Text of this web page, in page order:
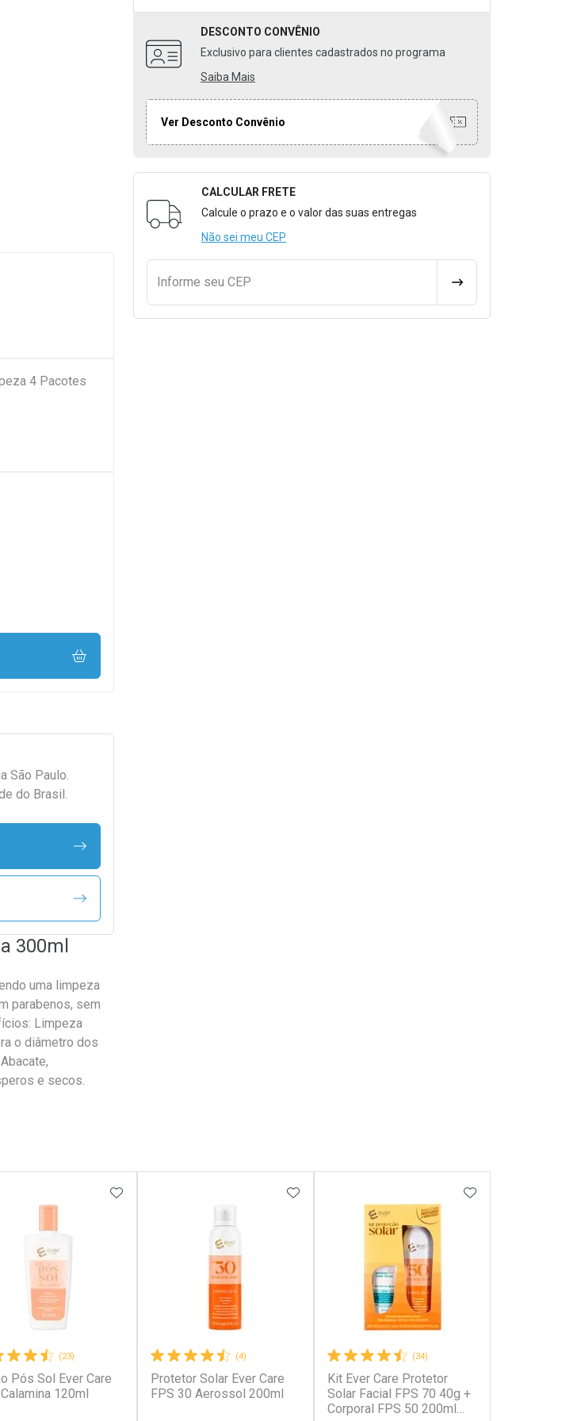
DESCONTO CONVÊNIO
Exclusivo para clientes cadastrados no programa
Saiba Mais
Ver Desconto Convênio
Formulário para Calcular o Frete
CALCULAR FRETE
Calcule o prazo e o valor das suas entregas
Não sei meu CEP
Informe seu CEP CALCULAR FRETE
4 Pacotes
São Paulo.
do Brasil.
300ml
uma limpeza
parabenos, sem
Limpeza
o diâmetro dos
e secos.
AOS FAVORITOS
(23)
Pós Sol Ever Care
120ml
ADICIONAR AOS FAVORITOS
(4)
Protetor Solar Ever Care
FPS 30 Aerossol 200ml
ADICIONAR AOS FAVORITOS
(34)
Kit Ever Care Protetor
Solar Facial FPS 70 40g +
Corporal FPS 50 200ml
ADICIONAR AOS